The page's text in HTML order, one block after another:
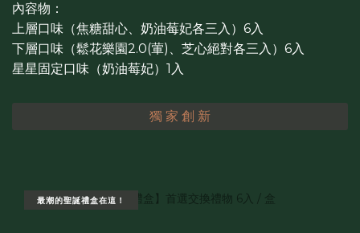
內容物：
上層口味（焦糖甜心、奶油莓妃各三入）6入
下層口味（鬆花樂園2.0(葷)、芝心絕對各三入）6入
星星固定口味（奶油莓妃）1入
獨 家 創 新
最潮的聖誕禮盒在這！